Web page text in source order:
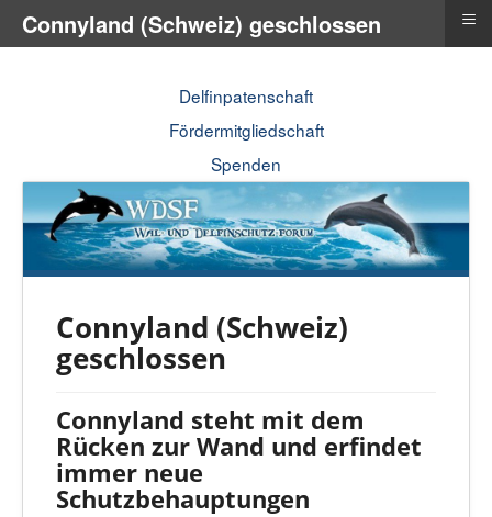
Delfinpatenschaft
Fördermitgliedschaft
Spenden
Connyland (Schweiz)
geschlossen
Connyland steht mit dem
Rücken zur Wand und erfindet
immer neue
Schutzbehauptungen
Connyland (Schweiz) geschlossen ≡